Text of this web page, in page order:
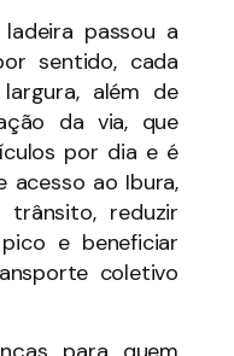
passou a
sentido, cada
além de
da via, que
por dia e é
acesso ao Ibura,
reduzir
e beneficiar
coletivo